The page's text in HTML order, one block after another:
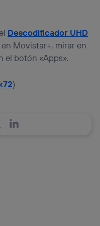
Descodificador UHD
Movistar+, mirar en
el botón «Apps».
)